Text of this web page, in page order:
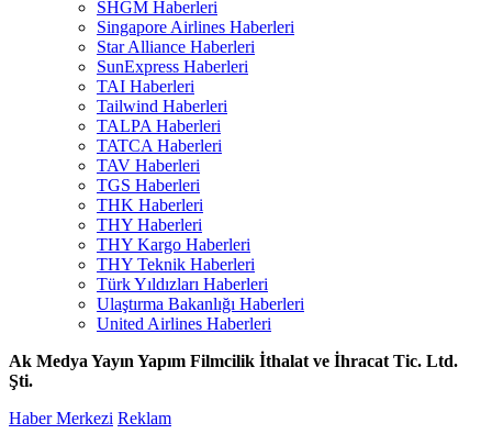
SHGM Haberleri
Singapore Airlines Haberleri
Star Alliance Haberleri
SunExpress Haberleri
TAI Haberleri
Tailwind Haberleri
TALPA Haberleri
TATCA Haberleri
TAV Haberleri
TGS Haberleri
THK Haberleri
THY Haberleri
THY Kargo Haberleri
THY Teknik Haberleri
Türk Yıldızları Haberleri
Ulaştırma Bakanlığı Haberleri
United Airlines Haberleri
Ak Medya Yayın Yapım Filmcilik İthalat ve İhracat Tic. Ltd.
Şti.
Haber Merkezi Reklam